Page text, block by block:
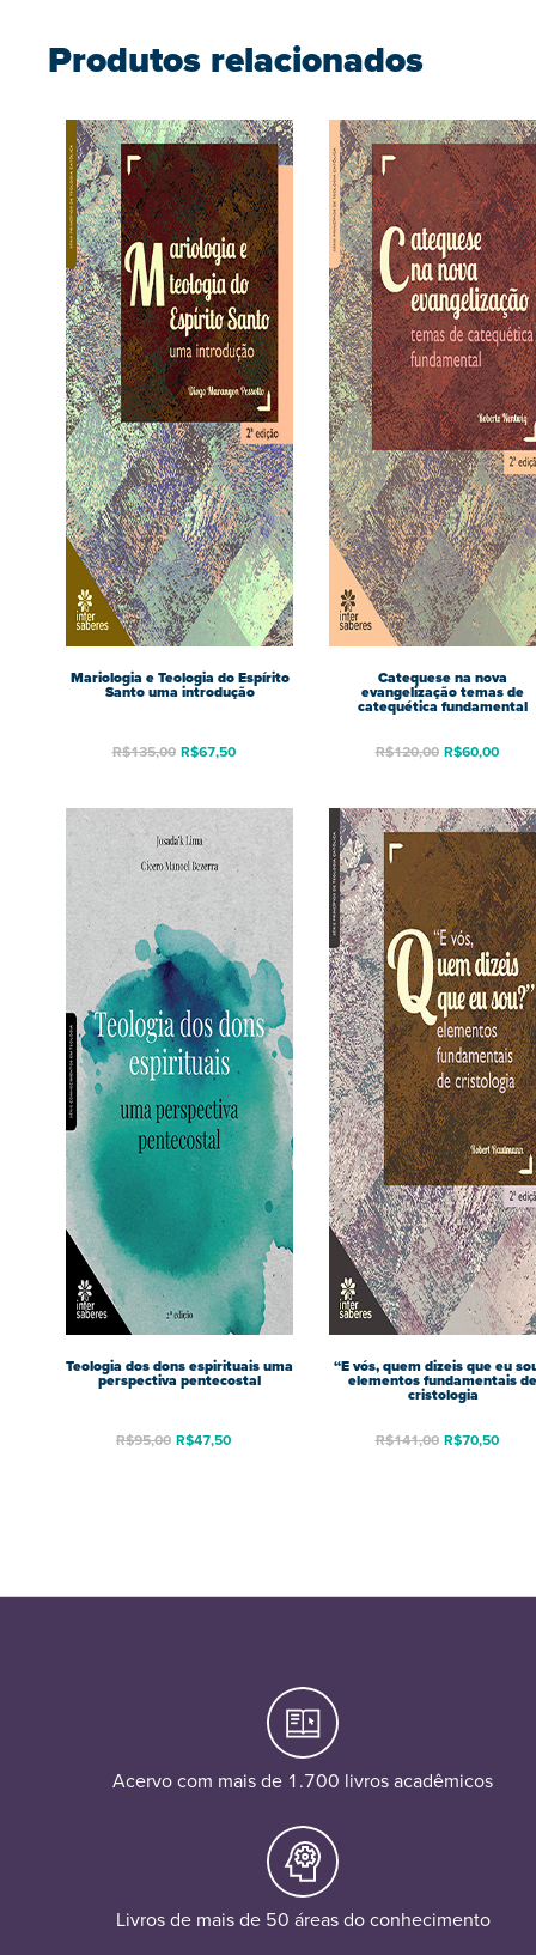
Produtos relacionados
Mariologia e Teologia do Espírito
Santo uma introdução
R$135,00 R$67,50
Catequese na nova
evangelização temas de
catequética fundamental
R$120,00 R$60,00
Teologia dos dons espirituais uma
perspectiva pentecostal
R$95,00 R$47,50
“E vós, quem dizeis que eu
elementos fundamentais de
cristologia
R$141,00 R$70,50
Acervo com mais de 1.700 livros acadêmicos
Livros de mais de 50 áreas do conhecimento